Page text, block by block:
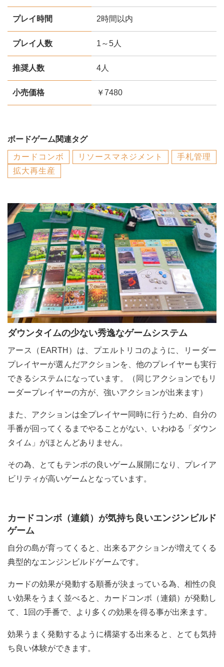
プレイ時間 2時間以内
プレイ人数 1～5人
推奨人数 4人
小売価格 ￥7480
ボードゲーム関連タグ
カードコンボ リソースマネジメント
手札管理
拡大再生産
ダウンタイムの少ない秀逸なゲームシステム
アース（EARTH）は、プエルトリコのように、リーダー
プレイヤーが選んだアクションを、他のプレイヤーも実行
できるシステムになっています。（同じアクションでもリ
ーダープレイヤーの方が、強いアクションが出来ます）
また、アクションは全プレイヤー同時に行うため、自分の
手番が回ってくるまでやることがない、いわゆる「ダウン
タイム」がほとんどありません。
その為、とてもテンポの良いゲーム展開になり、プレイア
ビリティが高いゲームとなっています。
カードコンボ（連鎖）が気持ち良いエンジンビルド
ゲーム
自分の島が育ってくると、出来るアクションが増えてくる
典型的なエンジンビルドゲームです。
カードの効果が発動する順番が決まっている為、相性の良
い効果をうまく並べると、カードコンボ（連鎖）が発動し
て、1回の手番で、より多くの効果を得る事が出来ます。
効果うまく発動するように構築する出来ると、とても気持
ち良い体験ができます。